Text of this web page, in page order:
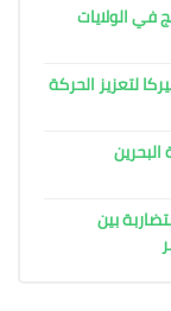
في الولايات
لتعزيز الحركة
بين